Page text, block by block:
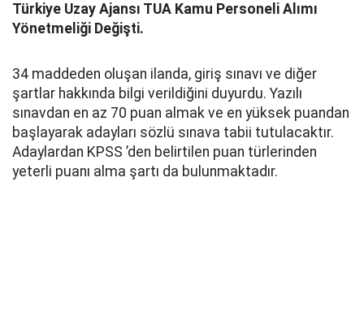
Türkiye Uzay Ajansı TUA Kamu Personeli Alımı
Yönetmeliği Değişti.
34 maddeden oluşan ilanda, giriş sınavı ve diğer
şartlar hakkında bilgi verildiğini duyurdu. Yazılı
sınavdan en az 70 puan almak ve en yüksek puandan
başlayarak adayları sözlü sınava tabii tutulacaktır.
Adaylardan KPSS ’den belirtilen puan türlerinden
yeterli puanı alma şartı da bulunmaktadır.